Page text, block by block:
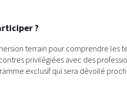
?
terrain pour comprendre les
privilégiées avec des
exclusif qui sera dévoilé